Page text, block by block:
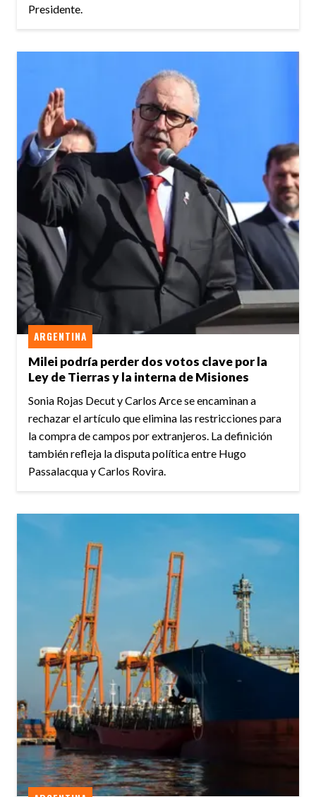
Presidente.
Milei podría perder dos votos clave por la
Ley de Tierras y la interna de Misiones
ARGENTINA
Sonia Rojas Decut y Carlos Arce se encaminan a
rechazar el artículo que elimina las restricciones para
la compra de campos por extranjeros. La definición
también refleja la disputa política entre Hugo
Passalacqua y Carlos Rovira.